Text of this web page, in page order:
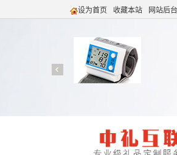
设为首页 收藏本站 网站后台